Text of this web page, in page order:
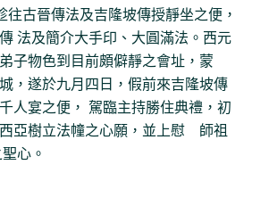
古晉傳法及吉隆坡傳授靜坐之便，
法及簡介大手印、大圓滿法。西元
子物色到目前頗僻靜之會址，蒙
，遂於九月四日，假前來吉隆坡傳
人宴之便， 駕臨主持勝住典禮，初
亞樹立法幢之心願，並上慰 師祖
心。